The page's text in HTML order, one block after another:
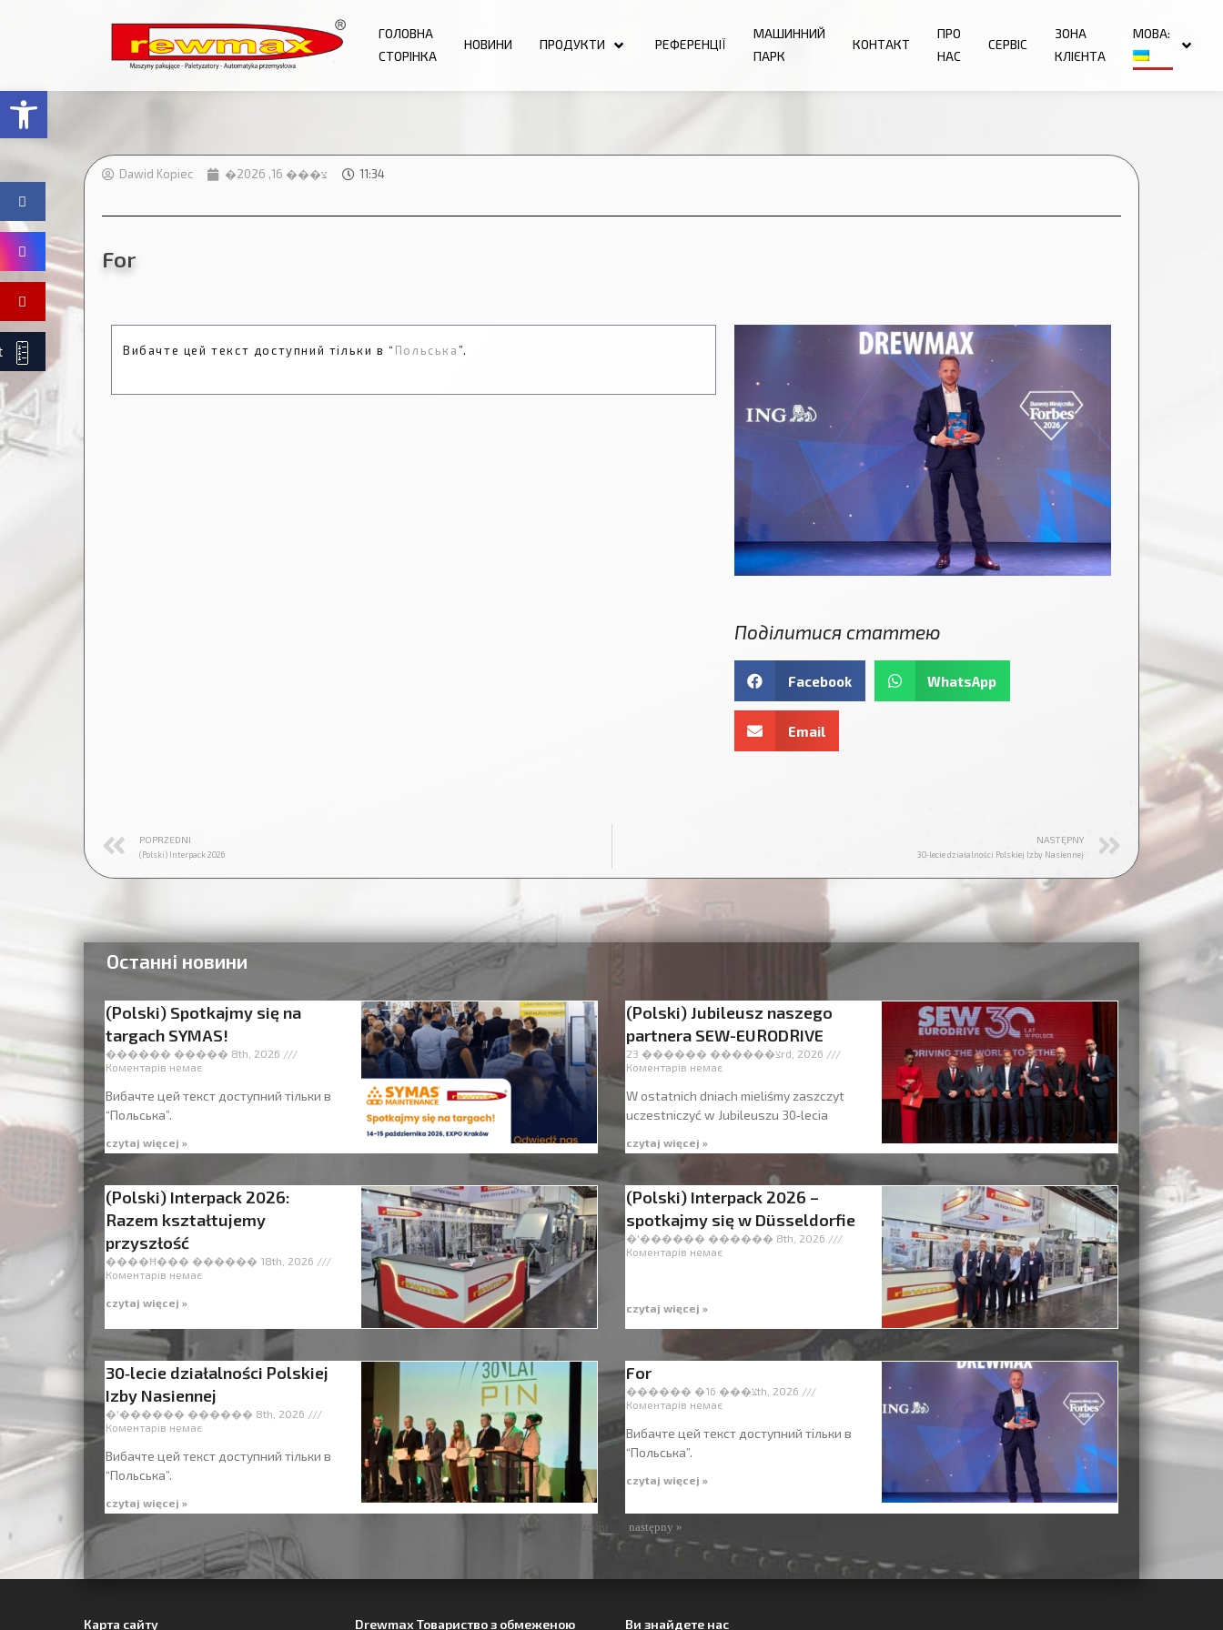
Відкрити Панель інструментів
ГОЛОВНА
СТОРІНКА
НОВИНИ ПРОДУКТИ РЕФЕРЕНЦІЇ
МАШИННИЙ
ПАРК
КОНТАКТ
ПРО
НАС
СЕРВІС
ЗОНА
КЛІЄНТА
МОВА:
Dawid Kopiec �צ��� 16, 2026 11:34
For
Вибачте цей текст доступний тільки в “ Польська”.
Поділитися статтею
Facebook WhatsApp
Email
POPRZEDNI
(Polski) Interpack 2026
NASTĘPNY
30‑lecie działalności Polskiej Izby Nasiennej
Останні новини
(Polski) Spotkajmy się na
targach SYMAS!
������ ����� 8th, 2026
Коментарів немає
Вибачте цей текст доступний тільки в
“Польська”.
czytaj więcej »
(Polski) Jubileusz naszego
partnera SEW-EURODRIVE
צ������ ������ 23rd, 2026
Коментарів немає
W ostatnich dniach mieliśmy zaszczyt
uczestniczyć w Jubileuszu 30‑lecia
czytaj więcej »
(Polski) Interpack 2026:
Razem kształtujemy
przyszłość
����Ħ��� ������ 18th, 2026
Коментарів немає
czytaj więcej »
(Polski) Interpack 2026 –
spotkajmy się w Düsseldorfie
�'������ ������ 8th, 2026
Коментарів немає
czytaj więcej »
30‑lecie działalności Polskiej
Izby Nasiennej
�'������ ������ 8th, 2026
Коментарів немає
Вибачте цей текст доступний тільки в
“Польська”.
czytaj więcej »
For
������ �צ��� 16th, 2026
Коментарів немає
Вибачте цей текст доступний тільки в
“Польська”.
czytaj więcej »
« poprzedni następny »
Карта сайту Drewmax Товариство з обмеженою Ви знайдете нас